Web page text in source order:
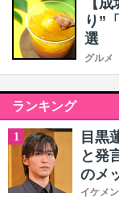
【
り”
選
グルメ
ランキング
1
目黒
と発
のメ
イケメン